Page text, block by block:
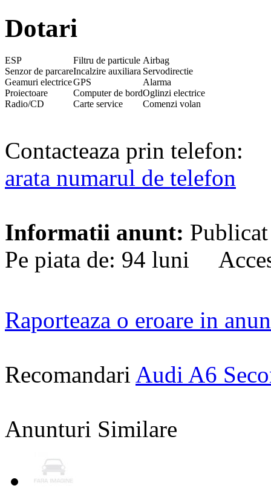
Dotari
ESP Filtru de particule Airbag
Senzor de parcareIncalzire auxiliara Servodirectie
Geamuri electriceGPS
Alarma
Proiectoare
Computer de bordOglinzi electrice
Radio/CD
Carte service Comenzi volan
Contacteaza prin telefon:
arata numarul de telefon
Informatii anunt:
Pe piata de: 94 luni
Raporteaza o eroare in
Recomandari Audi A6
Anunturi Similare